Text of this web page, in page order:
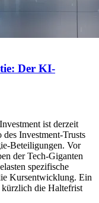
Der KI-
ist derzeit
Investment-Trusts
Beteiligungen. Vor
der Tech-Giganten
spezifische
Kursentwicklung. Ein
kürzlich die Haltefrist